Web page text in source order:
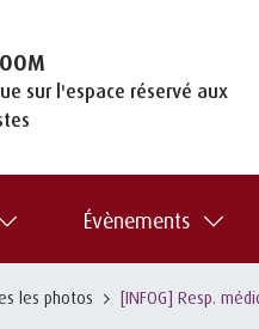
sur l'espace réservé aux
Évènements
les photos [INFOG] Resp.